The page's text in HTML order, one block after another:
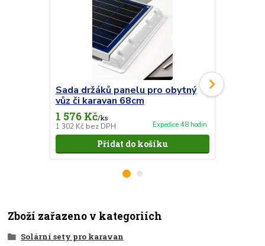
Sada držáků panelu pro obytný
vůz či karavan 68cm
1 576 Kč/ks
1 302 Kč bez DPH Expedice 48 hodin
Přidat do košíku
Střešní
Zboží zařazeno v kategoriích
Solární sety pro karavan